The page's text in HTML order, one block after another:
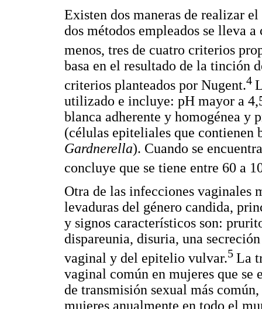
Existen dos maneras de realizar
dos métodos empleados se lleva
menos, tres de cuatro criterios
basa en el resultado de la tinción
criterios planteados por Nugent.4
utilizado e incluye: pH mayor a
blanca adherente y homogénea y
(células epiteliales que contienen
Gardnerella). Cuando se
concluye que se tiene entre 60 a
Otra de las infecciones vaginales
levaduras del género candida,
y signos característicos son:
dispareunia, disuria, una
vaginal y del epitelio vulvar.5 La
vaginal común en mujeres que se
de transmisión sexual más
mujeres anualmente en todo el